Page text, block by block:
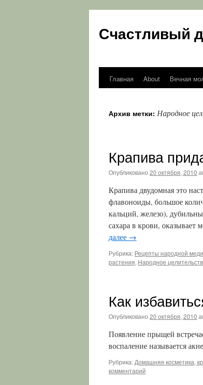
Счастливый
Перейти
содержимому
Главная About Вечная
Архив метки: Народное
Крапива
Опубликовано 20 октября, 2010
Крапива двудомная это
флавоноиды, большое
кальций, железо),
сахара в крови,
далее →
Рубрика: Рецепты народной
растения, Народное
Как
Опубликовано 20 октября, 2010
Появление прыщей
воспаление называется
Рубрика: Домашняя косметика,
комментарий